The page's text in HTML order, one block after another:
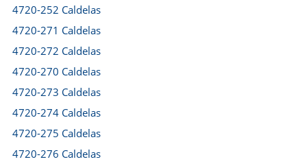
4720-252 Caldelas
4720-271 Caldelas
4720-272 Caldelas
4720-270 Caldelas
4720-273 Caldelas
4720-274 Caldelas
4720-275 Caldelas
4720-276 Caldelas